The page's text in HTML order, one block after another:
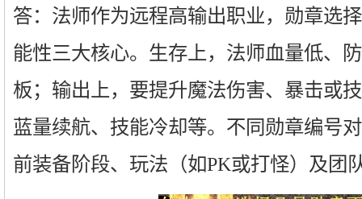
答：法师作为远程高输出职业，勋章选
能性三大核心。生存上，法师血量低、
板；输出上，要提升魔法伤害、暴击或
蓝量续航、技能冷却等。不同勋章编号
前装备阶段、玩法（如PK或打怪）及团